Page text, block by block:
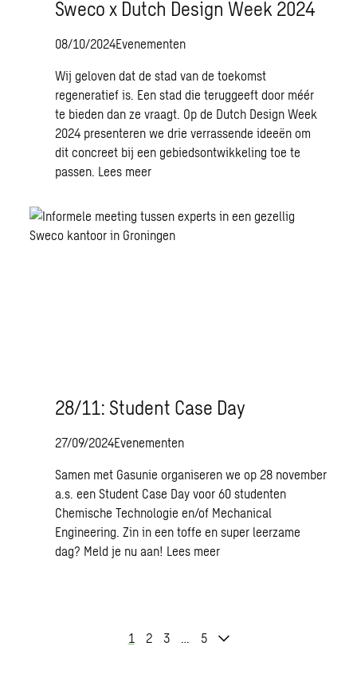
Sweco x Dutch Design Week 2024
08/10/2024Evenementen
Wij geloven dat de stad van de toekomst
regeneratief is. Een stad die teruggeeft door méér
te bieden dan ze vraagt. Op de Dutch Design Week
2024 presenteren we drie verrassende ideeën om
dit concreet bij een gebiedsontwikkeling toe te
passen. Lees meer
28/11: Student Case Day
27/09/2024Evenementen
Samen met Gasunie organiseren we op 28 november
a.s. een Student Case Day voor 60 studenten
Chemische Technologie en/of Mechanical
Engineering. Zin in een toffe en super leerzame
dag? Meld je nu aan! Lees meer
1 2 3 … 5